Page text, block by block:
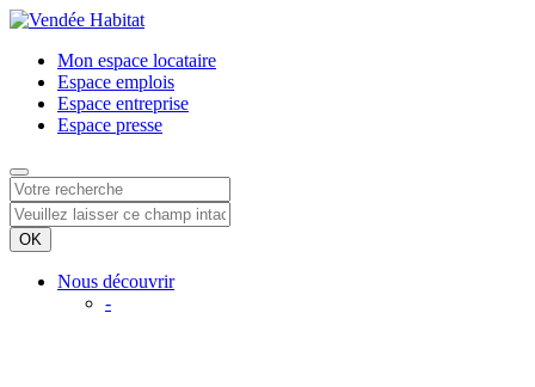
Mon espace locataire
Espace emplois
Espace entreprise
Espace presse
Nous découvrir
-